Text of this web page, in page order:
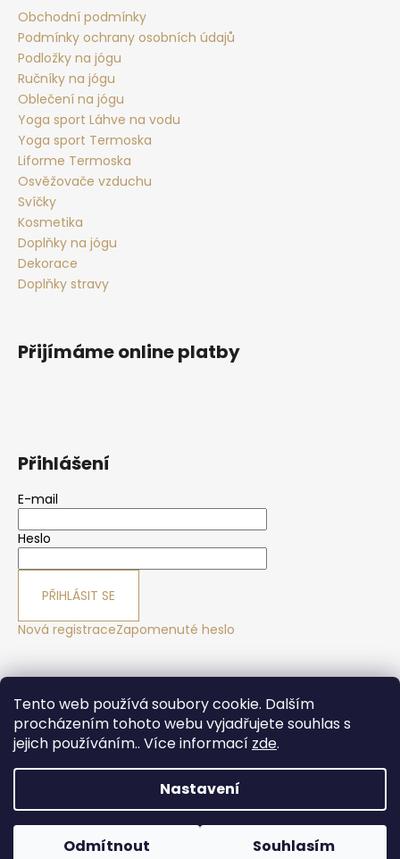
Tento web používá soubory cookie. Dalším
procházením tohoto webu vyjadřujete souhlas s
jejich používáním.. Více informací zde.
Nastavení
Odmítnout Souhlasím
Obchodní podmínky
Podmínky ochrany osobních údajů
Podložky na jógu
Ručníky na jógu
Oblečení na jógu
Yoga sport Láhve na vodu
Yoga sport Termoska
Liforme Termoska
Osvěžovače vzduchu
Svíčky
Kosmetika
Doplňky na jógu
Dekorace
Doplňky stravy
Přijímáme online platby
Přihlášení
E-mail
Heslo
PŘIHLÁSIT SE
Nová registraceZapomenuté heslo
Yoga sport Frýdek - Místek Yogové studio Maralák
Hotel Maralák
Copyright 2026Yogasport Shop. Všechna práva
vyhrazena.
Upravit nastavení cookies